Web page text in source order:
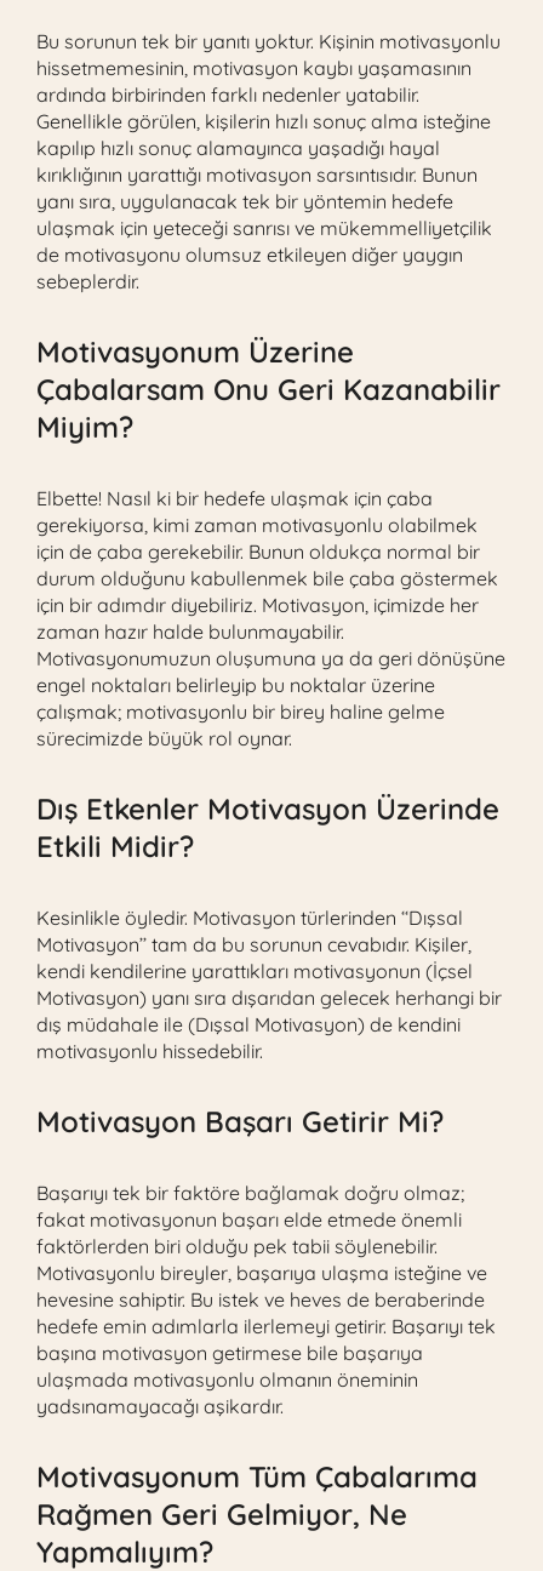
Bu sorunun tek bir yanıtı yoktur. Kişinin motivasyonlu
hissetmemesinin, motivasyon kaybı yaşamasının
ardında birbirinden farklı nedenler yatabilir.
Genellikle görülen, kişilerin hızlı sonuç alma isteğine
kapılıp hızlı sonuç alamayınca yaşadığı hayal
kırıklığının yarattığı motivasyon sarsıntısıdır. Bunun
yanı sıra, uygulanacak tek bir yöntemin hedefe
ulaşmak için yeteceği sanrısı ve mükemmelliyetçilik
de motivasyonu olumsuz etkileyen diğer yaygın
sebeplerdir.
Motivasyonum Üzerine
Çabalarsam Onu Geri Kazanabilir
Miyim?
Elbette! Nasıl ki bir hedefe ulaşmak için çaba
gerekiyorsa, kimi zaman motivasyonlu olabilmek
için de çaba gerekebilir. Bunun oldukça normal bir
durum olduğunu kabullenmek bile çaba göstermek
için bir adımdır diyebiliriz. Motivasyon, içimizde her
zaman hazır halde bulunmayabilir.
Motivasyonumuzun oluşumuna ya da geri dönüşüne
engel noktaları belirleyip bu noktalar üzerine
çalışmak; motivasyonlu bir birey haline gelme
sürecimizde büyük rol oynar.
Dış Etkenler Motivasyon Üzerinde
Etkili Midir?
Kesinlikle öyledir. Motivasyon türlerinden ‘‘Dışsal
Motivasyon’’ tam da bu sorunun cevabıdır. Kişiler,
kendi kendilerine yarattıkları motivasyonun (İçsel
Motivasyon) yanı sıra dışarıdan gelecek herhangi bir
dış müdahale ile (Dışsal Motivasyon) de kendini
motivasyonlu hissedebilir.
Motivasyon Başarı Getirir Mi?
Başarıyı tek bir faktöre bağlamak doğru olmaz;
fakat motivasyonun başarı elde etmede önemli
faktörlerden biri olduğu pek tabii söylenebilir.
Motivasyonlu bireyler, başarıya ulaşma isteğine ve
hevesine sahiptir. Bu istek ve heves de beraberinde
hedefe emin adımlarla ilerlemeyi getirir. Başarıyı tek
başına motivasyon getirmese bile başarıya
ulaşmada motivasyonlu olmanın öneminin
yadsınamayacağı aşikardır.
Motivasyonum Tüm Çabalarıma
Rağmen Geri Gelmiyor, Ne
Yapmalıyım?